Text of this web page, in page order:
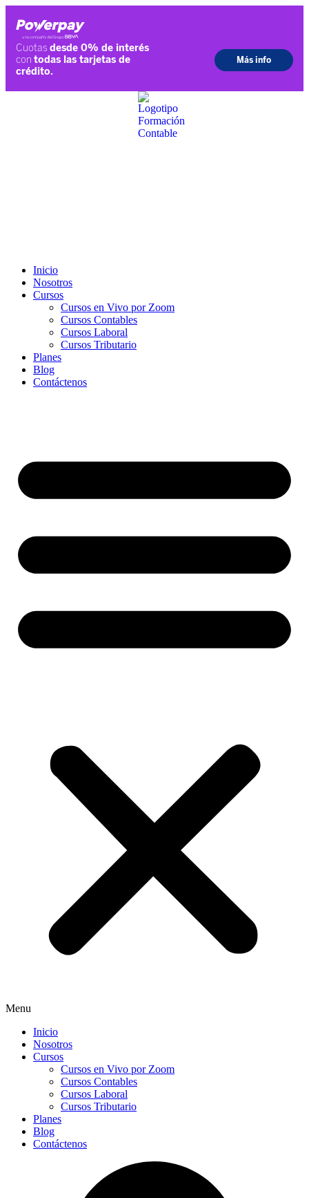
Inicio
Nosotros
Cursos
Cursos en Vivo por Zoom
Cursos Contables
Cursos Laboral
Cursos Tributario
Planes
Blog
Contáctenos
Menu
Inicio
Nosotros
Cursos
Cursos en Vivo por Zoom
Cursos Contables
Cursos Laboral
Cursos Tributario
Planes
Blog
Contáctenos